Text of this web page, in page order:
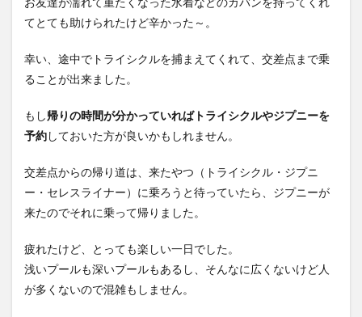
てとても助けられたけど辛かった～。
幸い、途中でトライシクルを捕まえてくれて、交差点まで乗
ることが出来ました。
もし帰りの時間が分かっていればトライシクルやジプニーを
予約しておいた方が良いかもしれません。
交差点からの帰り道は、来たやつ（トライシクル・ジプニ
ー・セレスライナー）に乗ろうと待っていたら、ジプニーが
来たのでそれに乗って帰りました。
疲れたけど、とっても楽しい一日でした。
浅いプールも深いプールもあるし、そんなに広くないけど人
が多くないので混雑もしません。